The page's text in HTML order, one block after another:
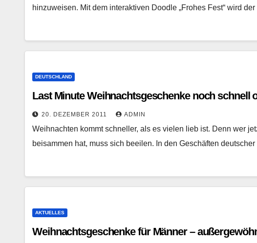
hinzuweisen. Mit dem interaktiven Doodle „Frohes Fest“ wird
DEUTSCHLAND
Last Minute Weihnachtsgeschenke noch schnell
20. DEZEMBER 2011 ADMIN
Weihnachten kommt schneller, als es vielen lieb ist. Denn wer
beisammen hat, muss sich beeilen. In den Geschäften
AKTUELLES
Weihnachtsgeschenke für Männer –